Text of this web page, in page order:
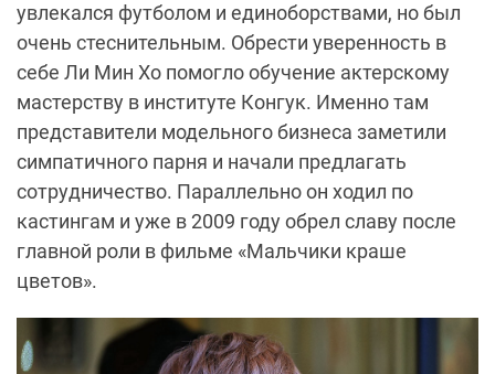
увлекался футболом и единоборствами, но был
очень стеснительным. Обрести уверенность в
себе Ли Мин Хо помогло обучение актерскому
мастерству в институте Конгук. Именно там
представители модельного бизнеса заметили
симпатичного парня и начали предлагать
сотрудничество. Параллельно он ходил по
кастингам и уже в 2009 году обрел славу после
главной роли в фильме «Мальчики краше
цветов».